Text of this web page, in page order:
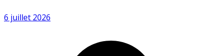
6 juillet 2026